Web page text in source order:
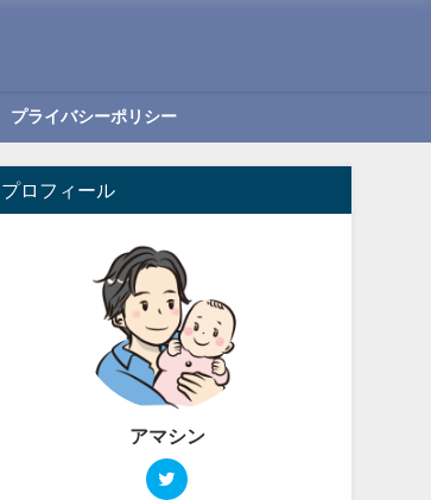
プライバシーポリシー
プロフィール
アマシン